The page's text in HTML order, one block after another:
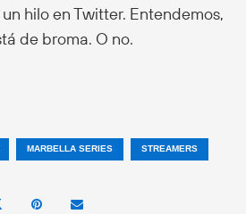
hilo en Twitter. Entendemos,
de broma. O no.
MARBELLA SERIES STREAMERS